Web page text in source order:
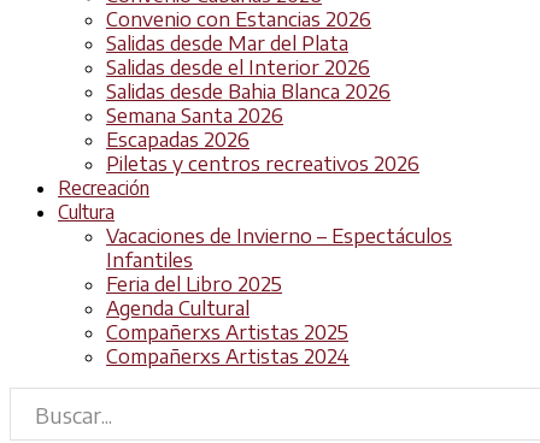
Convenio con Estancias 2026
Salidas desde Mar del Plata
Salidas desde el Interior 2026
Salidas desde Bahia Blanca 2026
Semana Santa 2026
Escapadas 2026
Piletas y centros recreativos 2026
Recreación
Cultura
Vacaciones de Invierno – Espectáculos
Infantiles
Feria del Libro 2025
Agenda Cultural
Compañerxs Artistas 2025
Compañerxs Artistas 2024